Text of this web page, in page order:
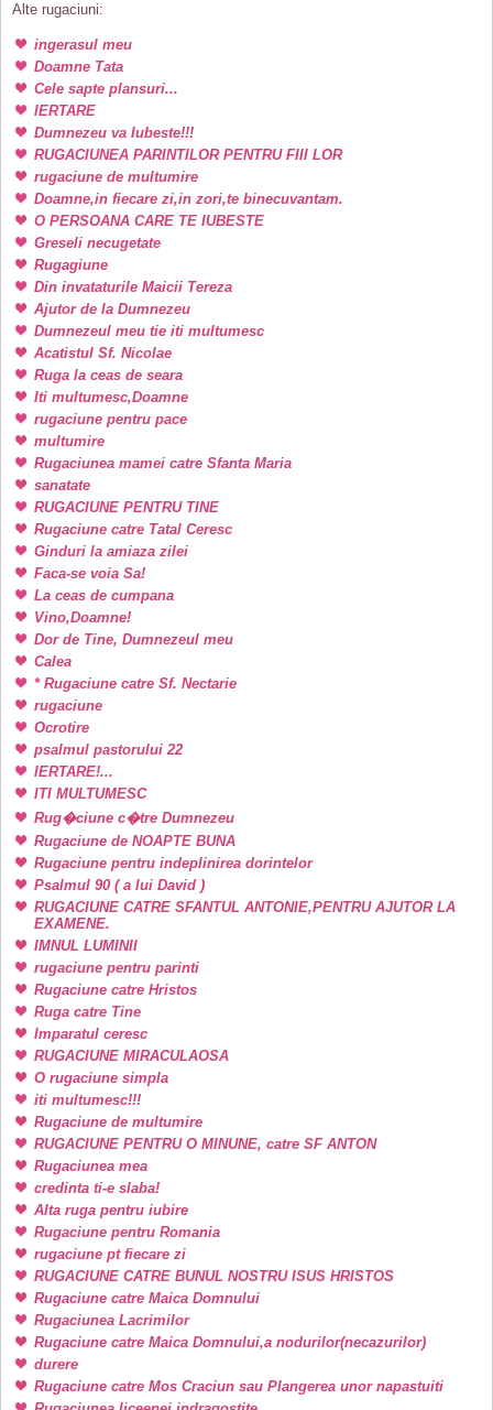
Alte rugaciuni:
ingerasul meu
Doamne Tata
Cele sapte plansuri...
IERTARE
Dumnezeu va Iubeste!!!
RUGACIUNEA PARINTILOR PENTRU FIII LOR
rugaciune de multumire
Doamne,in fiecare zi,in zori,te binecuvantam.
O PERSOANA CARE TE IUBESTE
Greseli necugetate
Rugagiune
Din invataturile Maicii Tereza
Ajutor de la Dumnezeu
Dumnezeul meu tie iti multumesc
Acatistul Sf. Nicolae
Ruga la ceas de seara
Iti multumesc,Doamne
rugaciune pentru pace
multumire
Rugaciunea mamei catre Sfanta Maria
sanatate
RUGACIUNE PENTRU TINE
Rugaciune catre Tatal Ceresc
Ginduri la amiaza zilei
Faca-se voia Sa!
La ceas de cumpana
Vino,Doamne!
Dor de Tine, Dumnezeul meu
Calea
* Rugaciune catre Sf. Nectarie
rugaciune
Ocrotire
psalmul pastorului 22
IERTARE!...
ITI MULTUMESC
Rug�ciune c�tre Dumnezeu
Rugaciune de NOAPTE BUNA
Rugaciune pentru indeplinirea dorintelor
Psalmul 90 ( a lui David )
RUGACIUNE CATRE SFANTUL ANTONIE,PENTRU AJUTOR LA
EXAMENE.
IMNUL LUMINII
rugaciune pentru parinti
Rugaciune catre Hristos
Ruga catre Tine
Imparatul ceresc
RUGACIUNE MIRACULAOSA
O rugaciune simpla
iti multumesc!!!
Rugaciune de multumire
RUGACIUNE PENTRU O MINUNE, catre SF ANTON
Rugaciunea mea
credinta ti-e slaba!
Alta ruga pentru iubire
Rugaciune pentru Romania
rugaciune pt fiecare zi
RUGACIUNE CATRE BUNUL NOSTRU ISUS HRISTOS
Rugaciune catre Maica Domnului
Rugaciunea Lacrimilor
Rugaciune catre Maica Domnului,a nodurilor(necazurilor)
durere
Rugaciune catre Mos Craciun sau Plangerea unor napastuiti